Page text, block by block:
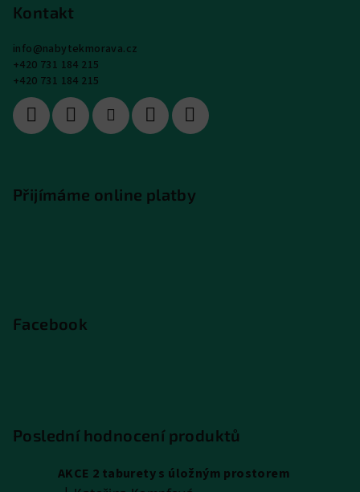
Kontakt
info@nabytekmorava.cz
+420 731 184 215
+420 731 184 215
Přijímáme online platby
Facebook
Poslední hodnocení produktů
AKCE 2 taburety s úložným prostorem